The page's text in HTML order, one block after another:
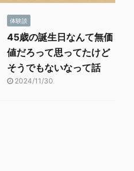
体験談
45歳の誕生日なんて無価
値だろって思ってたけど
そうでもないなって話
2024/11/30